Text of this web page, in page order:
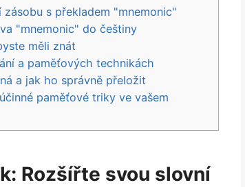
s překladem "mnemonic"
"mnemonic" do češtiny
měli znát
a paměťových technikách
a jak ho správně přeložit
paměťové triky ve vašem
Rozšířte svou slovní